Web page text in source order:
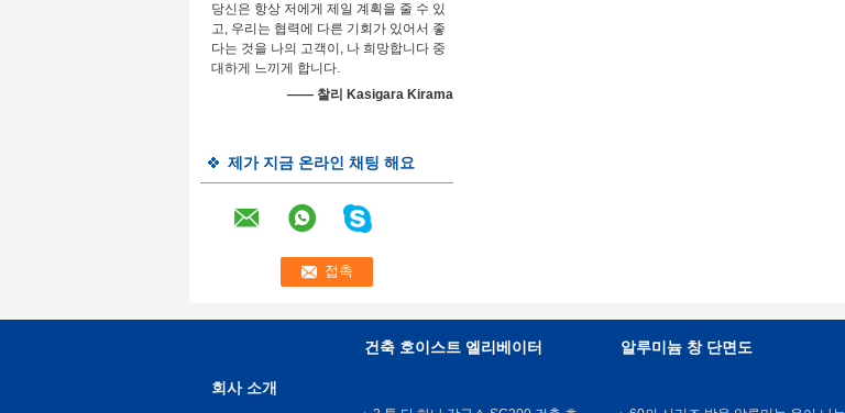
당신은 항상 저에게 제일 계획을 줄 수 있
고, 우리는 협력에 다른 기회가 있어서 좋
다는 것을 나의 고객이, 나 희망합니다 중
대하게 느끼게 합니다.
—— 찰리 Kasigara Kirama
제가 지금 온라인 채팅 해요
회사 소개
건축 호이스트 엘리베이터 알루미늄 창 단면도